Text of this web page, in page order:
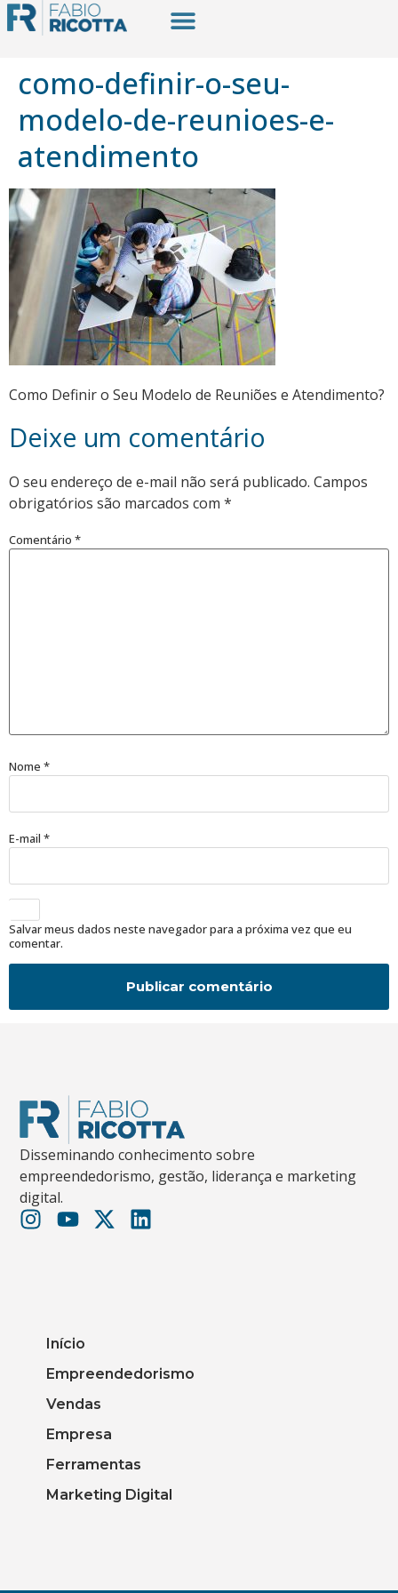
como-definir-o-seu-
modelo-de-reunioes-e-
atendimento
Como Definir o Seu Modelo de Reuniões e Atendimento?
Deixe um comentário
O seu endereço de e-mail não será publicado. Campos
obrigatórios são marcados com *
Comentário *
Nome *
E-mail *
Salvar meus dados neste navegador para a próxima vez que eu
comentar.
Disseminando conhecimento sobre
empreendedorismo, gestão, liderança e marketing
digital.
Início
Empreendedorismo
Vendas
Empresa
Ferramentas
Marketing Digital